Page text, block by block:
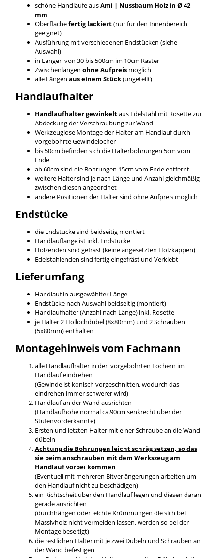
schöne Handläufe ausAmi | Nussbaum Holz in Ø 42
mm
Oberflächefertig lackiert(nur für den Innenbereich
geeignet)
Ausführung mit verschiedenen Endstücken (siehe
Auswahl)
in Längen von 30 bis 500cm im 10cm Raster
Zwischenlängen ohne Aufpreis möglich
alle Längen aus einem Stück(ungeteilt)
Handlaufhalter
Handlaufhalter gewinkeltaus Edelstahl mit Rosette zur
Abdeckung der Verschraubung zur Wand
Werkzeuglose Montage der Halter am Handlauf durch
vorgebohrte Gewindelöcher
bis 50cm befinden sich die Halterbohrungen 5cm vom
Ende
ab 60cm sind die Bohrungen 15cm vom Ende entfernt
weitere Halter sind je nach Länge und Anzahl gleichmäßig
zwischen diesen angeordnet
andere Positionen der Halter sind ohne Aufpreis möglich
Endstücke
die Endstücke sind beidseitig montiert
Handlauflänge ist inkl. Endstücke
Holzenden sind gefräst (keine angesetzten Holzkappen)
Edelstahlenden sind fertig eingefräst und Verklebt
Lieferumfang
Handlauf in ausgewählter Länge
Endstücke nach Auswahl beidseitig (montiert)
Handlaufhalter (Anzahl nach Länge) inkl. Rosette
je Halter 2 Hollochdübel (8x80mm) und 2 Schrauben
(5x80mm) enthalten
Montagehinweis vom Fachmann
alle Handlaufhalter in den vorgebohrten Löchern im
Handlauf eindrehen
(Gewinde ist konisch vorgeschnitten, wodurch das
eindrehen immer schwerer wird)
Handlauf an der Wand ausrichten
(Handlaufhöhe normal ca.90cm senkrecht über der
Stufenvorderkannte)
Ersten und letzten Halter mit einer Schraube an die Wand
dübeln
Achtung die Bohrungen leicht schräg setzen, so das
sie beim anschrauben mit dem Werkszeug am
Handlauf vorbei kommen
(Eventuell mit mehreren Bitverlängerungen arbeiten um
den Handlauf nicht zu beschädigen)
ein Richtscheit über den Handlauf legen und diesen daran
gerade ausrichten
(durchhängen oder leichte Krümmungen die sich bei
Massivholz nicht vermeiden lassen, werden so bei der
Montage beseitigt)
die restlichen Halter mit je zwei Dübeln und Schrauben an
der Wand befestigen